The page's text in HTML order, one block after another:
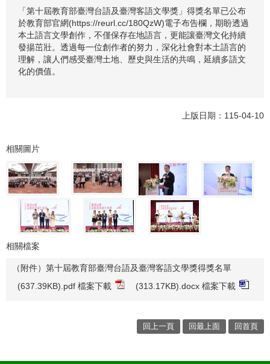
「第十屆教育部臺灣台語及臺灣客語文學獎」得獎名單已公布
於教育部官網(https://reurl.cc/180QzW)電子布告欄，期盼透過
本土語言文學創作，不僅保存在地語言，更能讓臺灣文化持續
發揚茁壯。透過每一位創作者的努力，深化社會對本土語言的
理解，讓人們感受臺灣土地、歷史與生活的共鳴，延續多語文
化的價值。
上版日期：115-04-10
相關圖片
相關檔案
（附件）第十屆教育部臺灣台語及臺灣客語文學獎得獎名單
(637.39KB).pdf 檔案下載
(313.17KB).docx 檔案下載
回上一頁 回最上面 回首頁